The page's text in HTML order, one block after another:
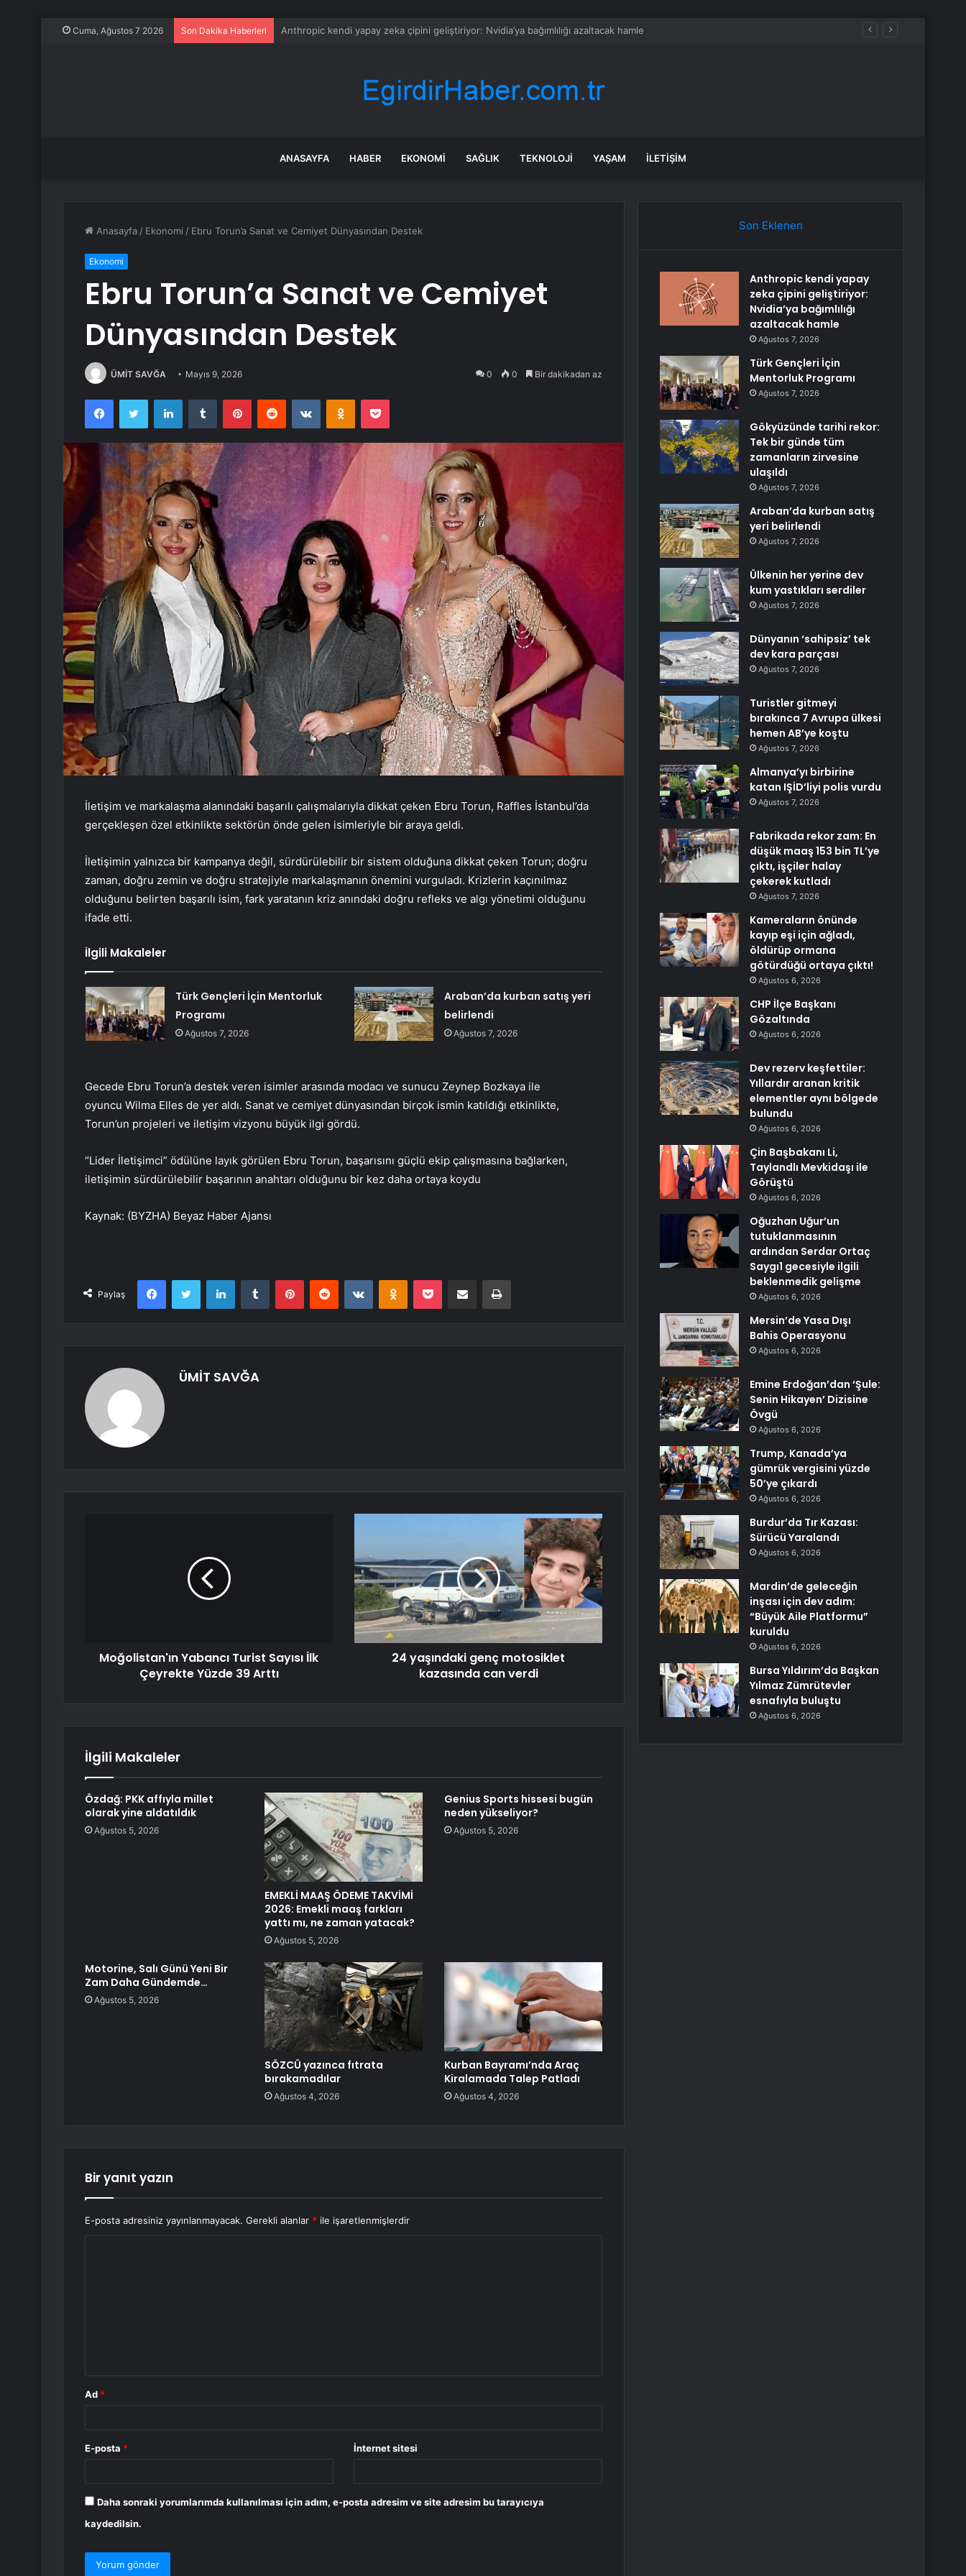
Cuma, Ağustos 7 2026 Son Dakika Haberleri Türk Gençleri İçin Mentorluk Programı
ANASAYFA HABER EKONOMI SAĞLIK TEKNOLOJI YAŞAM İLETIŞIM
Anasayfa / Ekonomi / Ebru Torun’a Sanat ve Cemiyet Dünyasından Destek
Ekonomi
Ebru Torun’a Sanat ve Cemiyet
Dünyasından Destek
ÜMİT SAVĞA Mayıs 9, 2026 0 0 Bir dakikadan az
FacebookTwitter LinkedInTumblr PinterestReddit VKontakteOdnoklassniki
Pocket
İletişim ve markalaşma alanındaki başarılı çalışmalarıyla dikkat çeken Ebru Torun, Raffles İstanbul’da
gerçekleşen özel etkinlikte sektörün önde gelen isimleriyle bir araya geldi.
İletişimin yalnızca bir kampanya değil, sürdürülebilir bir sistem olduğuna dikkat çeken Torun; doğru
zaman, doğru zemin ve doğru stratejiyle markalaşmanın önemini vurguladı. Krizlerin kaçınılmaz
olduğunu belirten başarılı isim, fark yaratanın kriz anındaki doğru refleks ve algı yönetimi olduğunu
ifade etti.
İlgili Makaleler
Türk Gençleri İçin Mentorluk
Programı
Ağustos 7, 2026
Araban’da kurban satış yeri
belirlendi
Ağustos 7, 2026
Gecede Ebru Torun’a destek veren isimler arasında modacı ve sunucu Zeynep Bozkaya ile
oyuncu Wilma Elles de yer aldı. Sanat ve cemiyet dünyasından birçok ismin katıldığı etkinlikte,
Torun’un projeleri ve iletişim vizyonu büyük ilgi gördü.
“Lider İletişimci” ödülüne layık görülen Ebru Torun, başarısını güçlü ekip çalışmasına bağlarken,
iletişimin sürdürülebilir başarının anahtarı olduğunu bir kez daha ortaya koydu
Kaynak: (BYZHA) Beyaz Haber Ajansı
Paylaş
FacebookTwitter LinkedInTumblr PinterestReddit VKontakteOdnoklassniki
Pocket E-Posta ile paylaş Yazdır
ÜMİT SAVĞA
Moğolistan'ın Yabancı Turist Sayısı İlk
Çeyrekte Yüzde 39 Arttı
24 yaşındaki genç motosiklet
kazasında can verdi
İlgili Makaleler
Özdağ: PKK affıyla millet
olarak yine aldatıldık
Ağustos 5, 2026
EMEKLİ MAAŞ ÖDEME TAKVİMİ
2026: Emekli maaş farkları
yattı mı, ne zaman yatacak?
Ağustos 5, 2026
Genius Sports hissesi bugün
neden yükseliyor?
Ağustos 5, 2026
Motorine, Salı Günü Yeni Bir
Zam Daha Gündemde…
Ağustos 5, 2026
SÖZCÜ yazınca fıtrata
bırakamadılar
Ağustos 4, 2026
Kurban Bayramı’nda Araç
Kiralamada Talep Patladı
Ağustos 4, 2026
Bir yanıt yazın
E-posta adresiniz yayınlanmayacak. Gerekli alanlar * ile işaretlenmişlerdir
Ad *
E-posta * İnternet sitesi
Daha sonraki yorumlarımda kullanılması için adım, e-posta adresim ve site adresim bu tarayıcıya
kaydedilsin.
Son Eklenen
Anthropic kendi yapay
zeka çipini geliştiriyor:
Nvidia’ya bağımlılığı
azaltacak hamle
Ağustos 7, 2026
Türk Gençleri İçin
Mentorluk Programı
Ağustos 7, 2026
Gökyüzünde tarihi rekor:
Tek bir günde tüm
zamanların zirvesine
ulaşıldı
Ağustos 7, 2026
Araban’da kurban satış
yeri belirlendi
Ağustos 7, 2026
Ülkenin her yerine dev
kum yastıkları serdiler
Ağustos 7, 2026
Dünyanın ‘sahipsiz’ tek
dev kara parçası
Ağustos 7, 2026
Turistler gitmeyi
bırakınca 7 Avrupa ülkesi
hemen AB’ye koştu
Ağustos 7, 2026
Almanya’yı birbirine
katan IŞİD’liyi polis vurdu
Ağustos 7, 2026
Fabrikada rekor zam: En
düşük maaş 153 bin TL’ye
çıktı, işçiler halay
çekerek kutladı
Ağustos 7, 2026
Kameraların önünde
kayıp eşi için ağladı,
öldürüp ormana
götürdüğü ortaya çıktı!
Ağustos 6, 2026
CHP İlçe Başkanı
Gözaltında
Ağustos 6, 2026
Dev rezerv keşfettiler:
Yıllardır aranan kritik
elementler aynı bölgede
bulundu
Ağustos 6, 2026
Çin Başbakanı Li,
Taylandlı Mevkidaşı ile
Görüştü
Ağustos 6, 2026
Oğuzhan Uğur’un
tutuklanmasının
ardından Serdar Ortaç
Saygı1 gecesiyle ilgili
beklenmedik gelişme
Ağustos 6, 2026
Mersin’de Yasa Dışı
Bahis Operasyonu
Ağustos 6, 2026
Emine Erdoğan’dan ‘Şule:
Senin Hikayen’ Dizisine
Övgü
Ağustos 6, 2026
Trump, Kanada’ya
gümrük vergisini yüzde
50’ye çıkardı
Ağustos 6, 2026
Burdur’da Tır Kazası:
Sürücü Yaralandı
Ağustos 6, 2026
Mardin’de geleceğin
inşası için dev adım:
“Büyük Aile Platformu”
kuruldu
Ağustos 6, 2026
Bursa Yıldırım’da Başkan
Yılmaz Zümrütevler
esnafıyla buluştu
Ağustos 6, 2026